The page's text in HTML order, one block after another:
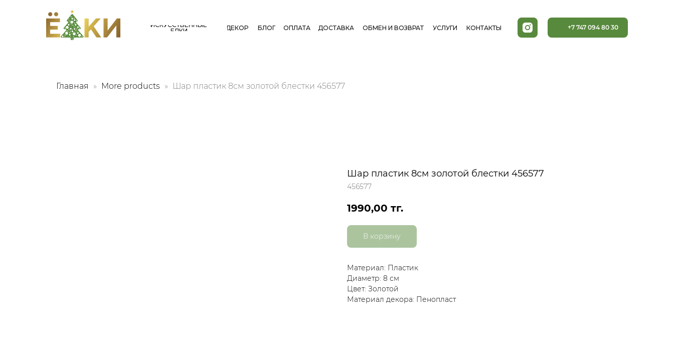
+7 747 094 80 30
КОНТАКТЫ
УСЛУГИ
ОБМЕН И ВОЗВРАТ
ДОСТАВКА
ОПЛАТА
БЛОГ
ДЕКОР
ИСКУССТВЕННЫЕ
ЕЛКИ
Главная More products Шар пластик 8см золотой блестки 456577
Шар пластик 8см золотой блестки 456577
456577
1990,00 тг.
В корзину
Материал: Пластик
Диаметр: 8 см
Цвет: Золотой
Материал декора: Пенопласт